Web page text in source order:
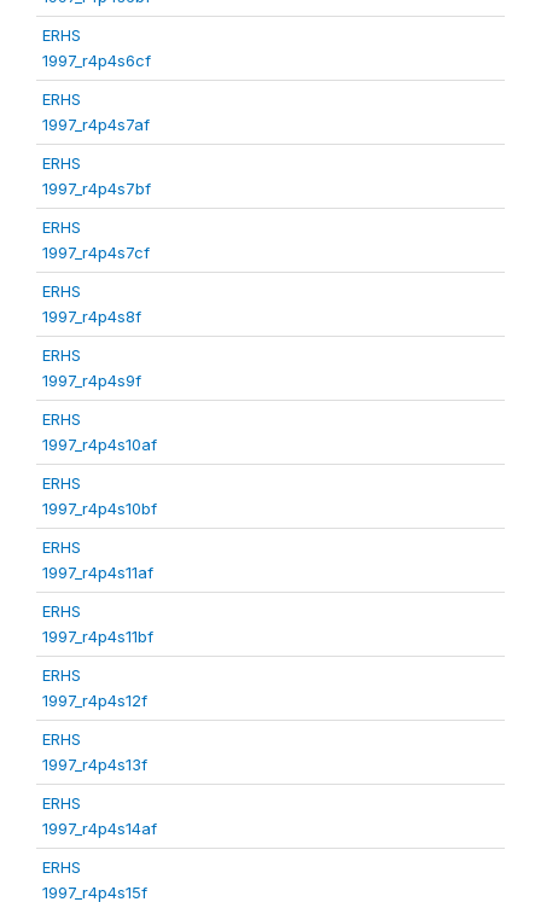
ERHS
1997_r4p4s6cf
ERHS
1997_r4p4s7af
ERHS
1997_r4p4s7bf
ERHS
1997_r4p4s7cf
ERHS
1997_r4p4s8f
ERHS
1997_r4p4s9f
ERHS
1997_r4p4s10af
ERHS
1997_r4p4s10bf
ERHS
1997_r4p4s11af
ERHS
1997_r4p4s11bf
ERHS
1997_r4p4s12f
ERHS
1997_r4p4s13f
ERHS
1997_r4p4s14af
ERHS
1997_r4p4s15f